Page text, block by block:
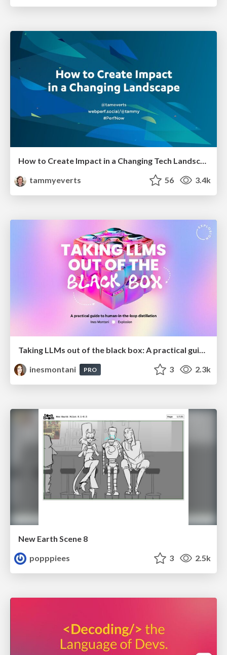
How to Create Impact in a Changing Tech Landscape [PerfNow 2023]
tammyeverts
56 3.4k
inesmontani
PRO 3 2.3k
New Earth Scene 8
popppiees
3 2.5k